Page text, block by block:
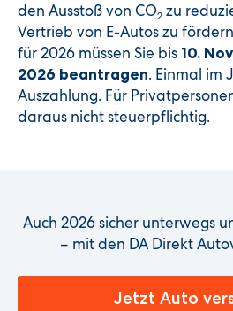
den Ausstoß von CO2 zu
Vertrieb von E-Autos zu
für 2026 müssen Sie bis 10.
2026 beantragen. Einmal im
Auszahlung. Für
daraus nicht steuerpflichtig.
Auch 2026 sicher unterwegs
– mit den DA Direkt
Jetzt Auto